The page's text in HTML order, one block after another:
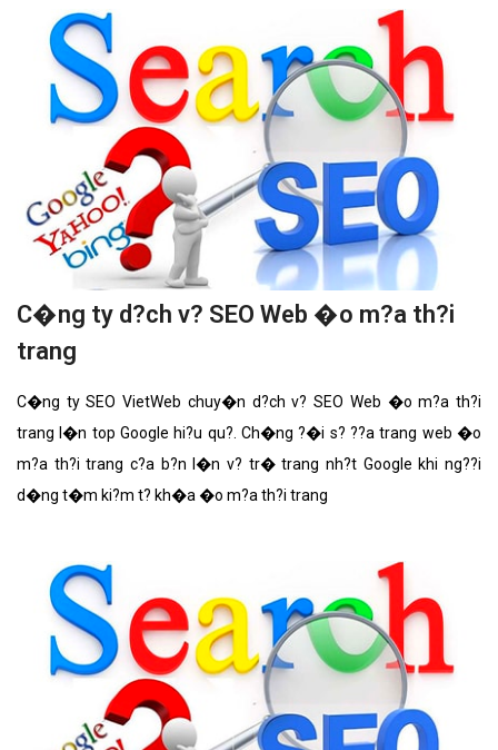
C�ng ty d?ch v? SEO Web �o m?a th?i
trang
C�ng ty SEO VietWeb chuy�n d?ch v? SEO Web �o m?a th?i
trang l�n top Google hi?u qu?. Ch�ng ?�i s? ??a trang web �o
m?a th?i trang c?a b?n l�n v? tr� trang nh?t Google khi ng??i
d�ng t�m ki?m t? kh�a �o m?a th?i trang